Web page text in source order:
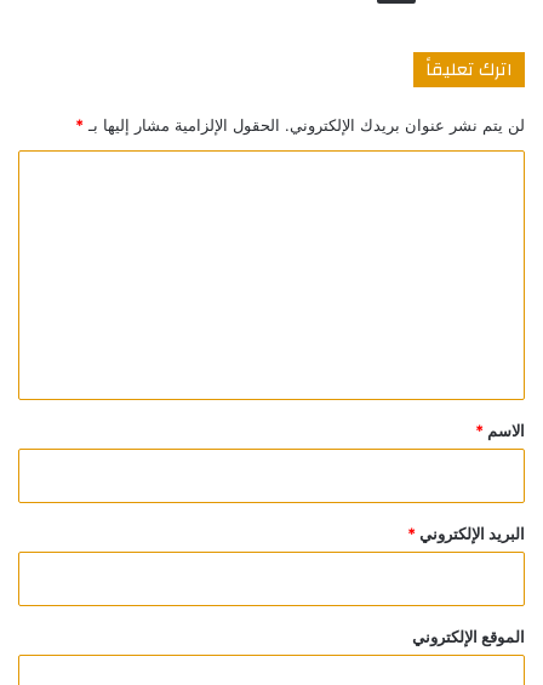
اترك تعليقاً
لن يتم نشر عنوان بريدك الإلكتروني. الحقول الإلزامية مشار إليها بـ*
*
الاسم *
البريد الإلكتروني*
الموقع الإلكتروني